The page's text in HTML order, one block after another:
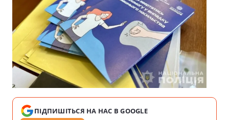
ПІДПИШІТЬСЯ НА НАС В GOOGLE